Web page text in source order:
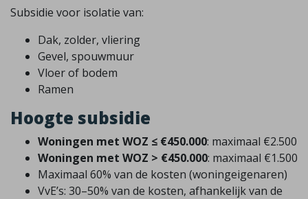
Subsidie voor isolatie van:
Dak, zolder, vliering
Gevel, spouwmuur
Vloer of bodem
Ramen
Hoogte subsidie
Woningen met WOZ ≤ €450.000: maximaal €2.500
Woningen met WOZ > €450.000: maximaal €1.500
Maximaal 60% van de kosten (woningeigenaren)
VvE’s: 30–50% van de kosten, afhankelijk van de